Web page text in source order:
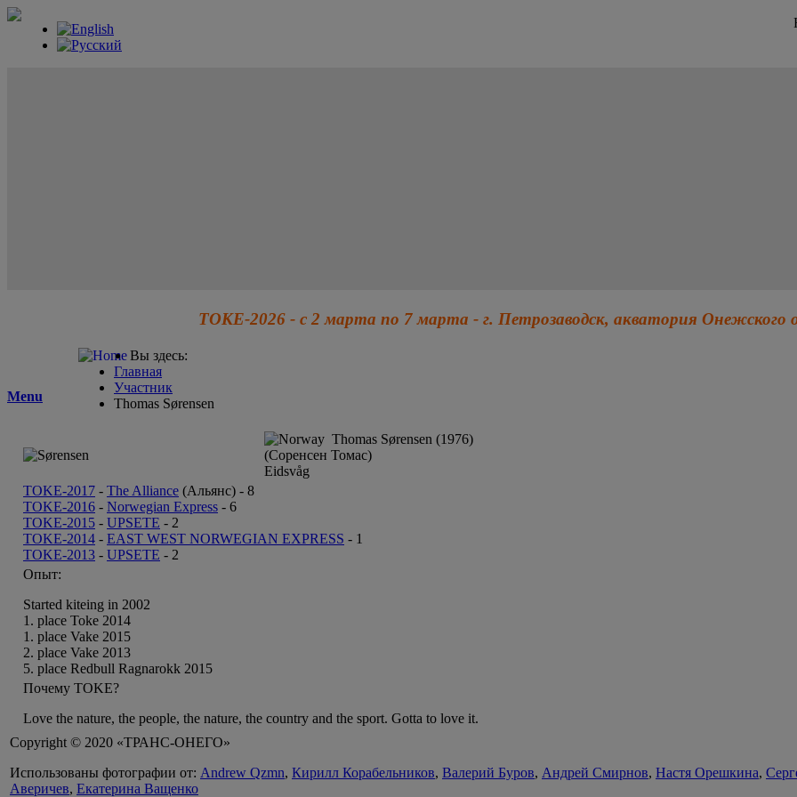
ТОКЕ-2026 - с 2 марта по 7 марта - г. Петрозаводск, акватория Онежского
Menu
Вы здесь:
Главная
Участник
Thomas Sørensen
Thomas Sørensen (1976)
(Соренсен Томас)
Eidsvåg
TOKE-2017 - The Alliance (Альянс) - 8
TOKE-2016 - Norwegian Express - 6
TOKE-2015 - UPSETE - 2
TOKE-2014 - EAST WEST NORWEGIAN EXPRESS - 1
TOKE-2013 - UPSETE - 2
Опыт:
Started kiteing in 2002
1. place Toke 2014
1. place Vake 2015
2. place Vake 2013
5. place Redbull Ragnarokk 2015
Почему TOKE?
Love the nature, the people, the nature, the country and the sport. Gotta to love it.
Copyright © 2020 «ТРАНС-ОНЕГО»
Использованы фотографии от: Andrew Qzmn, Кирилл Корабельников, Валерий Буров, Андрей Смирнов, Настя Орешкина,
Аверичев, Екатерина Ващенко